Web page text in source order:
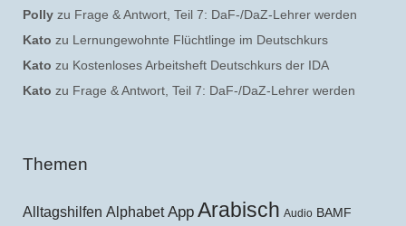
Polly zu Frage & Antwort, Teil 7: DaF-/DaZ-Lehrer werden
Kato zu Lernungewohnte Flüchtlinge im Deutschkurs
Kato zu Kostenloses Arbeitsheft Deutschkurs der IDA
Kato zu Frage & Antwort, Teil 7: DaF-/DaZ-Lehrer werden
Themen
Alltagshilfen Alphabet App Arabisch Audio BAMF